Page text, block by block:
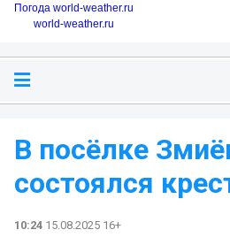
Погода world-weather.ru
world-weather.ru
В посёлке
состоялся
10:24 15.08.2025 16+